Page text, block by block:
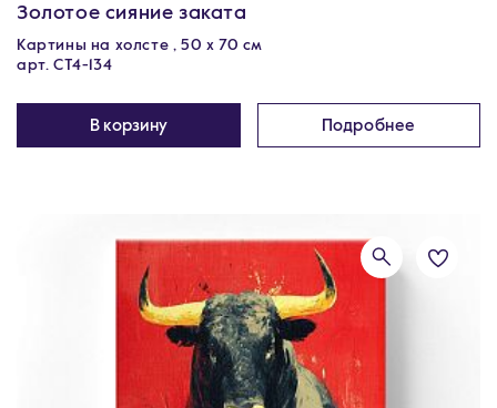
Золотое сияние заката
Картины на холсте , 50 х 70 см
арт. CT4-134
В корзину Подробнее